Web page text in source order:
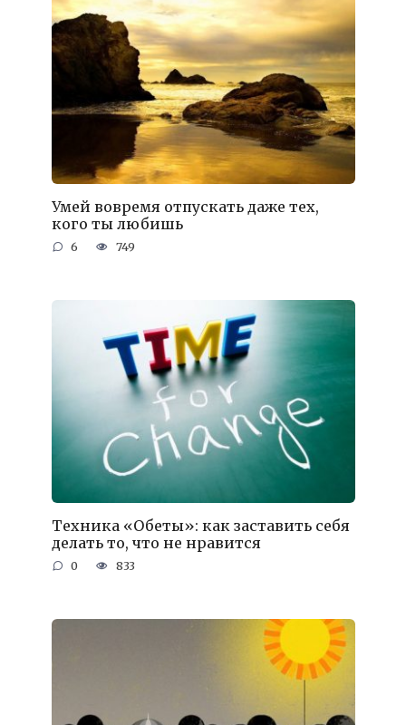
Умей вовремя отпускать даже тех,
кого ты любишь
6 749
Техника «Обеты»: как заставить себя
делать то, что не нравится
0 833